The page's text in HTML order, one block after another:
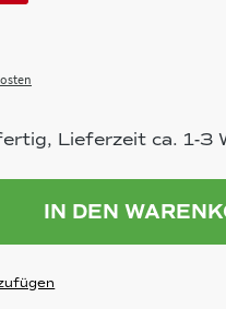
Lieferzeit ca. 1-3
Gib den
IN DEN